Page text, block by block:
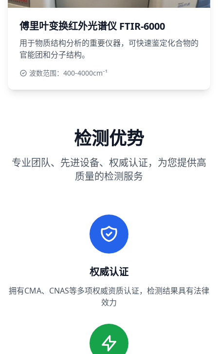
傅里叶变换红外光谱仪 FTIR-6000
用于物质结构分析的重要仪器，可快速鉴定化合物的
官能团和分子结构。
波数范围：400-4000cm⁻¹
检测优势
专业团队、先进设备、权威认证，为您提供高
质量的检测服务
权威认证
拥有CMA、CNAS等多项权威资质认证，检测结果具有法律
效力